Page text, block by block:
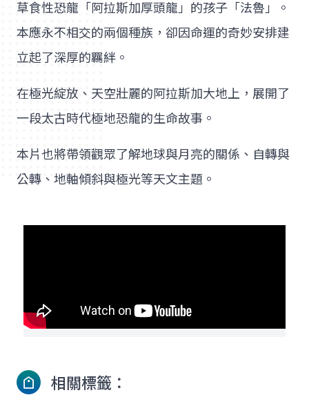
草食性恐龍「阿拉斯加厚頭龍」的孩子「法魯」。
本應永不相交的兩個種族，卻因命運的奇妙安排建
立起了深厚的羈絆。
在極光綻放、天空壯麗的阿拉斯加大地上，展開了
一段太古時代極地恐龍的生命故事。
本片也將帶領觀眾了解地球與月亮的關係、自轉與
公轉、地軸傾斜與極光等天文主題。
相關標籤：